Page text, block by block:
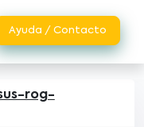
Ayuda / Contacto
rog-